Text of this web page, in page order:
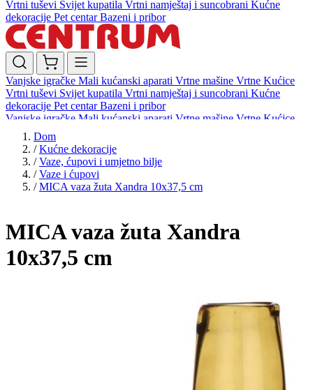
Vrtni tuševi Svijet kupatila Vrtni namještaj i suncobrani Kućne
dekoracije Pet centarBazeni i pribor
Vanjske igračke Mali kućanski aparati Vrtne mašine Vrtne Kućice
Vrtni tuševi Svijet kupatila Vrtni namještaj i suncobrani Kućne
dekoracije Pet centarBazeni i pribor
Vanjske igračke Mali kućanski aparati Vrtne mašine Vrtne Kućice
Vrtni tuševi
dekoracijePet centar Bazeni i pribor
Dom
/ Kućne dekoracije
/ Vaze, ćupovi i umjetno bilje
/ Vaze i ćupovi
/ MICA vaza žuta Xandra 10x37,5 cm
MICA vaza žuta Xandra
10x37,5 cm